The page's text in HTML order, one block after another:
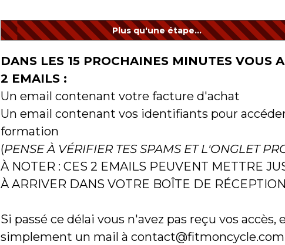
Plus qu'une étape...
DANS LES 15 PROCHAINES MINUTES VOUS
2 EMAILS :
Un email contenant votre facture d'achat
Un email contenant vos identifiants pour
formation
(PENSE À VÉRIFIER TES SPAMS ET L'ONGLET
À NOTER : CES 2 EMAILS PEUVENT METTRE
À ARRIVER DANS VOTRE BOÎTE DE
Si passé ce délai vous n'avez pas reçu vos accès,
simplement un mail à